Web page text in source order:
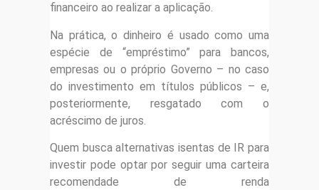
financeiro ao realizar a aplicação.
Na prática, o dinheiro é usado como uma
espécie de “empréstimo” para bancos,
empresas ou o próprio Governo – no caso
do investimento em títulos públicos – e,
posteriormente, resgatado com o
acréscimo de juros.
Quem busca alternativas isentas de IR para
investir pode optar por seguir uma carteira
recomendade de renda